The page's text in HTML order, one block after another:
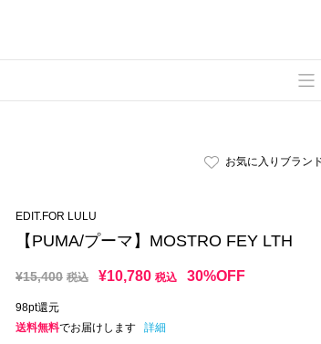
お気に入りブラン
EDIT.FOR LULU
【PUMA/プーマ】MOSTRO FEY LTH
¥15,400 税込 ¥10,780 税込 30%OFF
98pt還元
送料無料でお届けします 詳細